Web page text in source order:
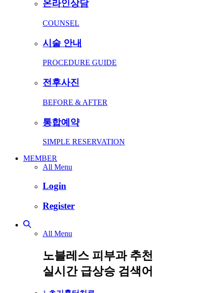
온라인상담
COUNSEL
시술 안내
PROCEDURE GUIDE
전후사진
BEFORE & AFTER
통합예약
SIMPLE RESERVATION
MEMBER
All Menu
Login
Register
All Menu
노블레스 피부과 추천
실시간 급상승 검색어